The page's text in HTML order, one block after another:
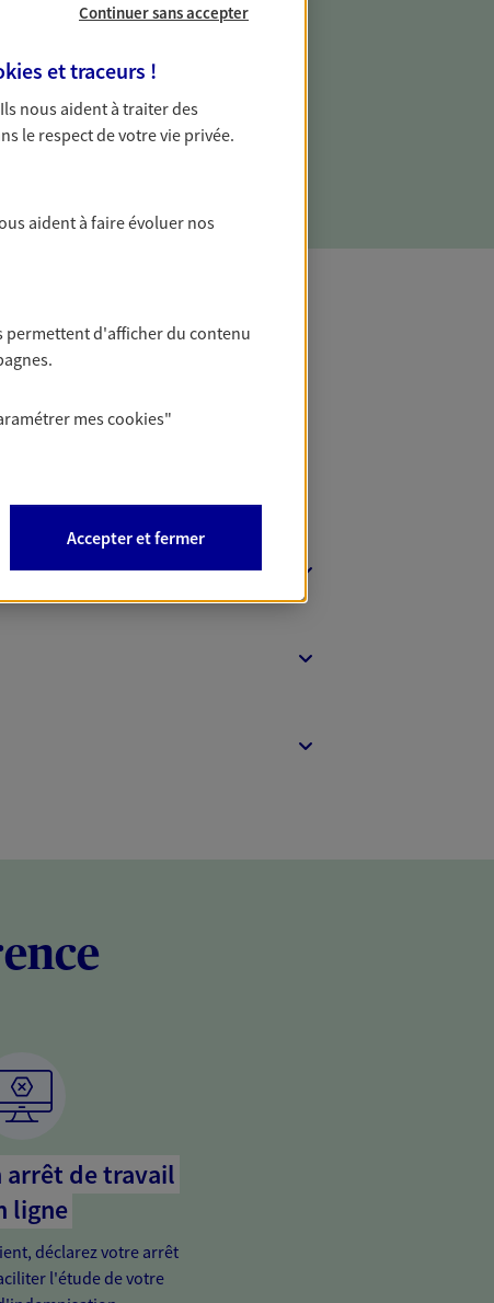
écoute pour vous proposer des
couvrant les risques liés à votre
risques liés à votre vie privée. Un seul
vos besoins, ça change tout.
Protection
arrêt de travail
ligne
déclarez votre arrêt
l'étude de votre
Continuer sans accepter
et traceurs !
nous aident à traiter des
le respect de votre vie privée.
aident à faire évoluer nos
d'afficher du contenu
mescookies"
Accepter et fermer